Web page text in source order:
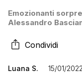
Emozionanti
Alessandro
Condividi
Luana S. 15/01/2022